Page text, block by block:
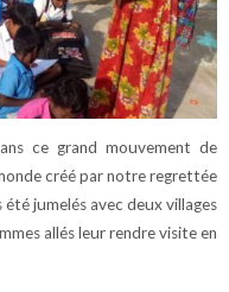
ce grand mouvement de
créé par notre regrettée
jumelés avec deux villages
allés leur rendre visite en